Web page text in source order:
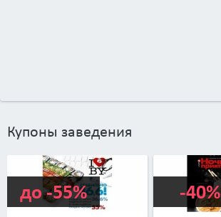
Купоны заведения
до -55% -40%